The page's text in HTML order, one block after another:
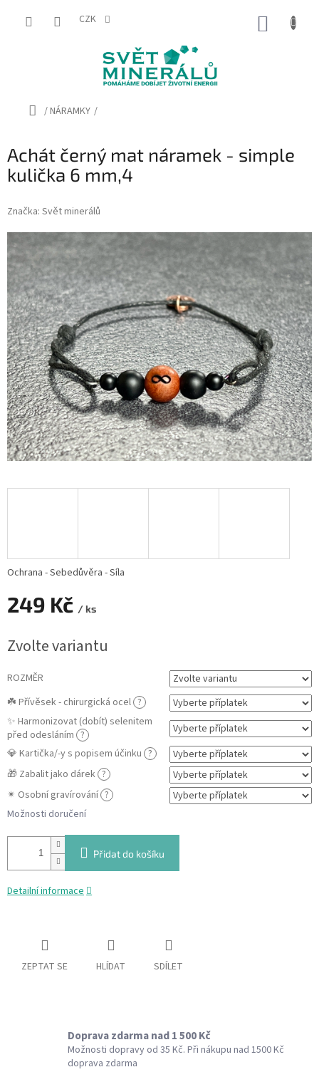
CZK
Domů
/NÁRAMKY /
Achát černý mat náramek - simple
kulička 6 mm,4
Značka: Svět minerálů
249 Kč / ks
cena:
Zvolte variantu
ROZMĚR
☘️ Přívěsek - chirurgická ocel ?
✨ Harmonizovat (dobít) selenitem
před odesláním ?
💎 Kartička/-y s popisem účinku ?
🎁 Zabalit jako dárek ?
✴ Osobní gravírování ?
Možnosti doručení
Přidat do košíku
Ochrana - Sebedůvěra - Síla
Detailní informace
ZEPTAT SE HLÍDAT SDÍLET
Doprava zdarma nad 1 500 Kč
Možnosti dopravy od 35 Kč. Při nákupu nad 1500 Kč
doprava zdarma